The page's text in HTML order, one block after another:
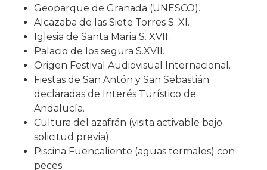
Geoparque de Granada (UNESCO).
Alcazaba de las Siete Torres S. XI.
Iglesia de Santa Maria S. XVII.
Palacio de los segura S.XVII.
Origen Festival Audiovisual Internacional.
Fiestas de San Antón y San Sebastián
declaradas de Interés Turístico de
Andalucía.
Cultura del azafrán (visita activable bajo
solicitud previa).
Piscina Fuencaliente (aguas termales) con
peces.